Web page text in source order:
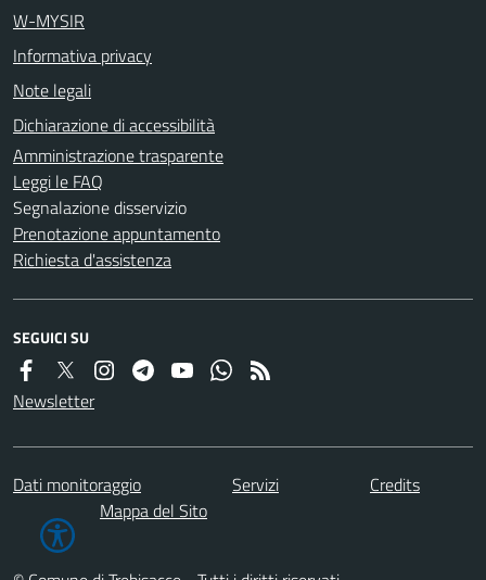
W-MYSIR
Informativa privacy
Note legali
Dichiarazione di accessibilità
Amministrazione trasparente
Leggi le FAQ
Segnalazione disservizio
Prenotazione appuntamento
Richiesta d'assistenza
SEGUICI SU
Newsletter
Dati monitoraggio Servizi
Credits
Mappa del Sito